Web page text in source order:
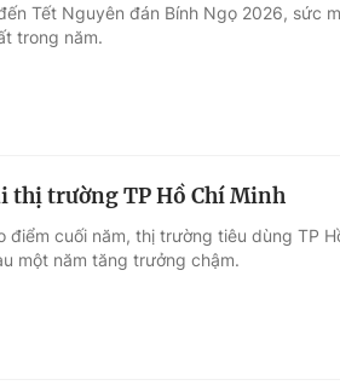
Tết Nguyên đán Bính Ngọ 2026, sức
trong năm.
thị trường TP Hồ Chí Minh
điểm cuối năm, thị trường tiêu dùng TP
một năm tăng trưởng chậm.